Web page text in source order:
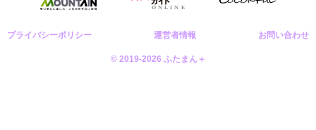
プライバシーポリシー 運営者情報 お問い合わせ
© 2019-2026 ふたまん＋